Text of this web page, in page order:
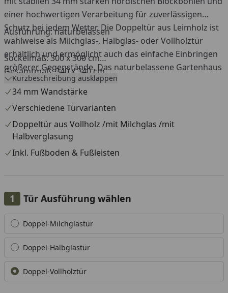
einer hochwertigen Verarbeitung für zuverlässigen
Schutz bei jedem Wetter. Die Doppeltür aus Leimholz ist
wahlweise als Milchglas-, Halbglas- oder Vollholztür
erhältlich und ermöglicht auch das einfache Einbringen
größerer Gegenstände. Das naturbelassene Gartenhaus
wird inklusive Fußboden und Fußleisten geliefert und
eignet sich ideal zur Aufbewahrung von Gartengeräten,
Möbeln oder als gemütlicher Rückzugsort im Garten.
Ausführung: naturbelassen
Sockelmaß: 300 x 300 cm
Gesamtmaß: 340 x 340 cm
Kurzbeschreibung ausklappen
34 mm Wandstärke
Verschiedene Türvarianten
Doppeltür aus Vollholz /mit Milchglas /mit
Halbverglasung
Inkl. Fußboden & Fußleisten
Tür Ausführung wählen
Alle anzeigen (3)
Doppel-Milchglastür
Doppel-Halbglastür
Doppel-Vollholztür